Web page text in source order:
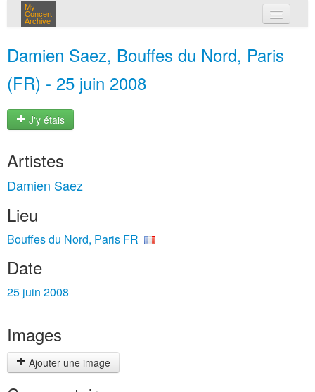
My
Concert
Archive
Damien Saez, Bouffes du Nord, Paris
(FR) - 25 juin 2008
J'y étais
Artistes
Damien Saez
Lieu
Bouffes du Nord, Paris FR
Date
25 juin 2008
Images
Ajouter une image